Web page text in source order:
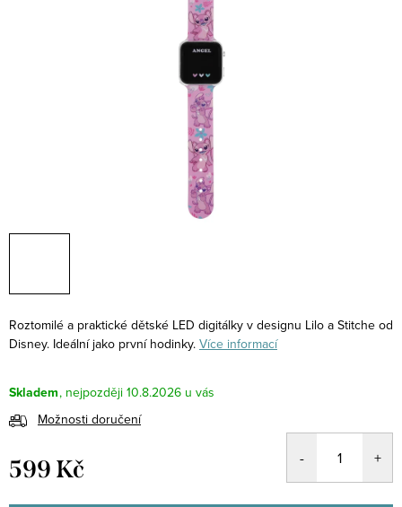
Roztomilé a praktické dětské LED digitálky v designu Lilo a Stitche od
Disney. Ideální jako první hodinky. Více informací
Skladem
10.8.2026
Možnosti doručení
599 Kč